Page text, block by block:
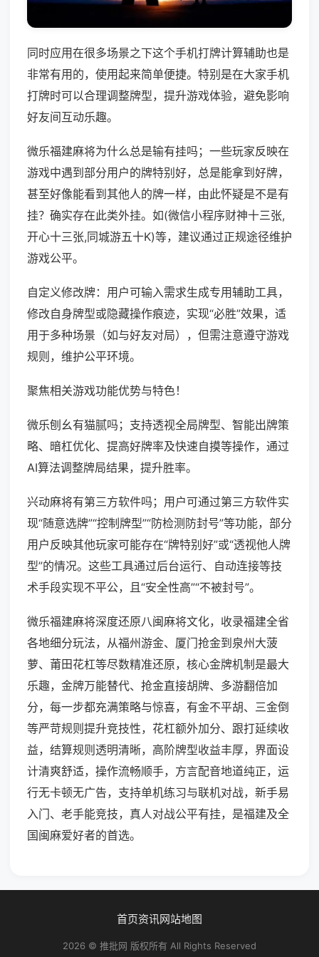
同时应用在很多场景之下这个手机打牌计算辅助也是
非常有用的，使用起来简单便捷。特别是在大家手机
打牌时可以合理调整牌型，提升游戏体验，避免影响
好友间互动乐趣。
微乐福建麻将为什么总是输有挂吗；一些玩家反映在
游戏中遇到部分用户的牌特别好，总是能拿到好牌，
甚至好像能看到其他人的牌一样，由此怀疑是不是有
挂？确实存在此类外挂。如(微信小程序财神十三张,
开心十三张,同城游五十K)等，建议通过正规途径维护
游戏公平。
自定义修改牌：用户可输入需求生成专用辅助工具，
修改自身牌型或隐藏操作痕迹，实现“必胜”效果，适
用于多种场景（如与好友对局），但需注意遵守游戏
规则，维护公平环境。
聚焦相关游戏功能优势与特色！
微乐刨幺有猫腻吗；支持透视全局牌型、智能出牌策
略、暗杠优化、提高好牌率及快速自摸等操作，通过
AI算法调整牌局结果，提升胜率。
兴动麻将有第三方软件吗；用户可通过第三方软件实
现“随意选牌”“控制牌型”“防检测防封号”等功能，部分
用户反映其他玩家可能存在“牌特别好”或“透视他人牌
型”的情况。这些工具通过后台运行、自动连接等技
术手段实现不平公，且“安全性高”“不被封号”。
微乐福建麻将深度还原八闽麻将文化，收录福建全省
各地细分玩法，从福州游金、厦门抢金到泉州大菠
萝、莆田花杠等尽数精准还原，核心金牌机制是最大
乐趣，金牌万能替代、抢金直接胡牌、多游翻倍加
分，每一步都充满策略与惊喜，有金不平胡、三金倒
等严苛规则提升竞技性，花杠额外加分、跟打延续收
益，结算规则透明清晰，高阶牌型收益丰厚，界面设
计清爽舒适，操作流畅顺手，方言配音地道纯正，运
行无卡顿无广告，支持单机练习与联机对战，新手易
入门、老手能竞技，真人对战公平有挂，是福建及全
国闽麻爱好者的首选。
首页资讯网站地图
2026 © 推批网 版权所有 All Rights Reserved